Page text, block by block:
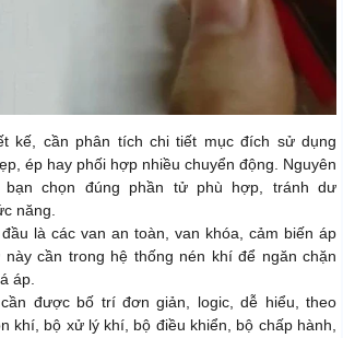
kế, cần phân tích chi tiết mục đích sử dụng
ép hay phối hợp nhiều chuyển động. Nguyên
bạn chọn đúng phần tử phù hợp, tránh dư
năng.
là các van an toàn, van khóa, cảm biến áp
này cần trong hệ thống nén khí để ngăn chặn
áp.
được bố trí đơn giản, logic, dễ hiểu, theo
khí, bộ xử lý khí, bộ điều khiển, bộ chấp hành,